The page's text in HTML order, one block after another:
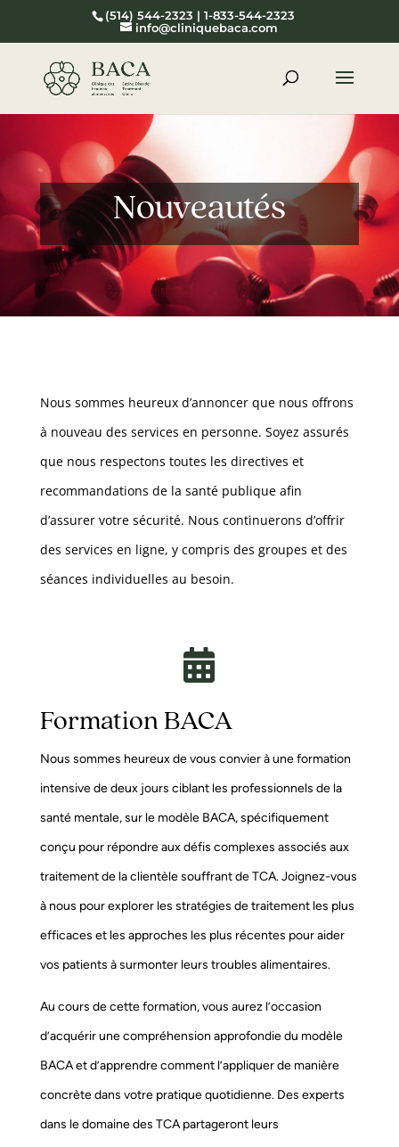
(514) 544-2323 | 1-833-544-2323
info@cliniquebaca.com
Nouveautés
Nous sommes heureux d’annoncer que nous offrons
à nouveau des services en personne. Soyez assurés
que nous respectons toutes les directives et
recommandations de la santé publique afin
d’assurer votre sécurité. Nous continuerons d’offrir
des services en ligne, y compris des groupes et des
séances individuelles au besoin.

Formation BACA
Nous sommes heureux de vous convier à une formation
intensive de deux jours ciblant les professionnels de la
santé mentale, sur le modèle BACA, spécifiquement
conçu pour répondre aux défis complexes associés aux
traitement de la clientèle souffrant de TCA. Joignez-vous
à nous pour explorer les stratégies de traitement les plus
efficaces et les approches les plus récentes pour aider
vos patients à surmonter leurs troubles alimentaires.
Au cours de cette formation, vous aurez l’occasion
d’acquérir une compréhension approfondie du modèle
BACA et d’apprendre comment l’appliquer de manière
concrète dans votre pratique quotidienne. Des experts
dans le domaine des TCA partageront leurs